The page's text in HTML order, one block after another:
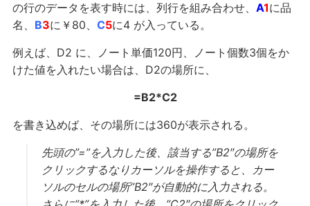
の行のデータを表す時には、列行を組み合わせ、 A1に品
名、 B3に￥80、 C5に4 が入っている。
例えば、D2 に、ノート単価120円、ノート個数3個をか
けた値を入れたい場合は、D2の場所に、
=B2*C2
を書き込めば、その場所には360が表示される。
先頭の”=”を入力した後、該当する”B2″の場所を
クリックするなりカーソルを操作すると、カー
ソルのセルの場所”B2″が自動的に入力される。